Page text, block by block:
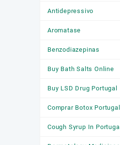
Antidepressivo
Aromatase
Benzodiazepinas
Buy Bath Salts Online
Buy LSD Drug Portugal
Comprar Botox Portugal
Cough Syrup In Portugal